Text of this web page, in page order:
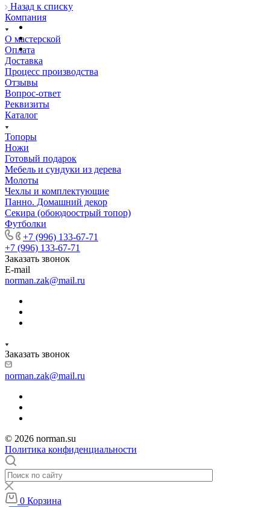
Назад к списку
Компания
О мастерской
Оплата
Доставка
Процесс производства
Отзывы
Вопрос-ответ
Реквизиты
Каталог
Топоры
Ножи
Готовый подарок
Мебель и сундуки из дерева
Молоты
Чехлы и комплектующие
Панно. Домашний декор
Секира (обоюдоострый топор)
Футболки
+7 (996) 133-67-71
+7 (996) 133-67-71
Заказать звонок
E-mail
norman.zak@mail.ru
Заказать звонок
norman.zak@mail.ru
© 2026 norman.su
Политика конфиденциальности
0 Корзина